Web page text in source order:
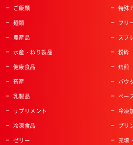
ご飯類
麺類
農産品
水産・ねり製品
健康食品
畜産
乳製品
サプリメント
冷凍食品
ゼリー
特殊
フリ
スプ
粉砕
焙煎
パウ
ペー
冷凍
プリ
充填